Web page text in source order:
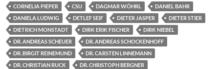
CORNELIA PIEPER
CSU DAGMAR WÖHRL
DANIEL BAHR
DANIELA LUDWIG
DETLEF SEIF DIETER JASPER
DIETER STIER
DIETRICH MONSTADT
DIRK ERIK FISCHER
DIRK NIEBEL
DR. ANDREAS SCHEUER
DR. ANDREAS SCHOCKENHOFF
DR. BIRGIT REINEMUND
DR. CARSTEN LINNEMANN
DR. CHRISTIAN RUCK
DR. CHRISTOPH BERGNER